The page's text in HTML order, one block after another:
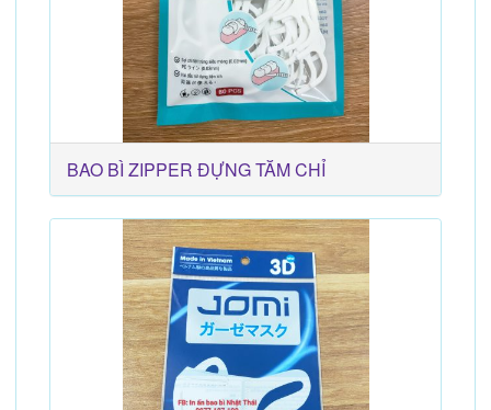
BAO BÌ ZIPPER ĐỰNG TĂM CHỈ